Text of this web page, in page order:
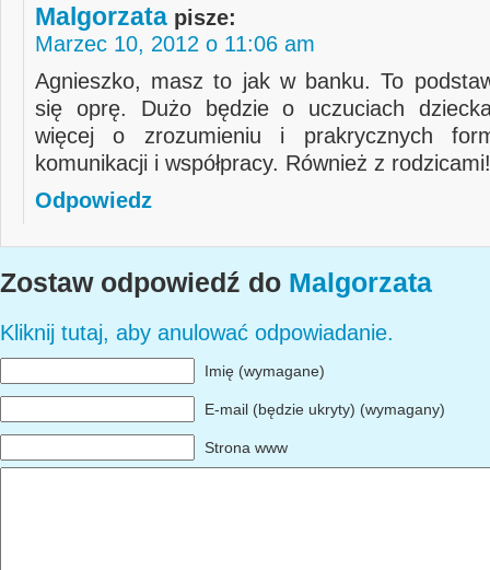
Malgorzata pisze:
Marzec 10, 2012 o 11:06 am
Agnieszko, masz to jak w banku. To
się oprę. Dużo będzie o uczuciach
więcej o zrozumieniu i prakrycznych
komunikacji i współpracy. Również z rodzicami!
Odpowiedz
Zostaw odpowiedź do Malgorzata
Kliknij tutaj, aby anulować odpowiadanie.
Imię (wymagane)
E-mail (będzie ukryty) (wymagany)
Strona www